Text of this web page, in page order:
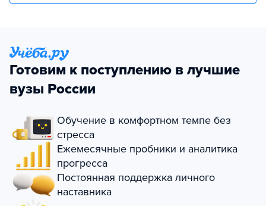
Готовим к поступлению в лучшие
вузы России
Обучение в комфортном темпе без
стресса
Ежемесячные пробники и аналитика
прогресса
Постоянная поддержка личного
наставника